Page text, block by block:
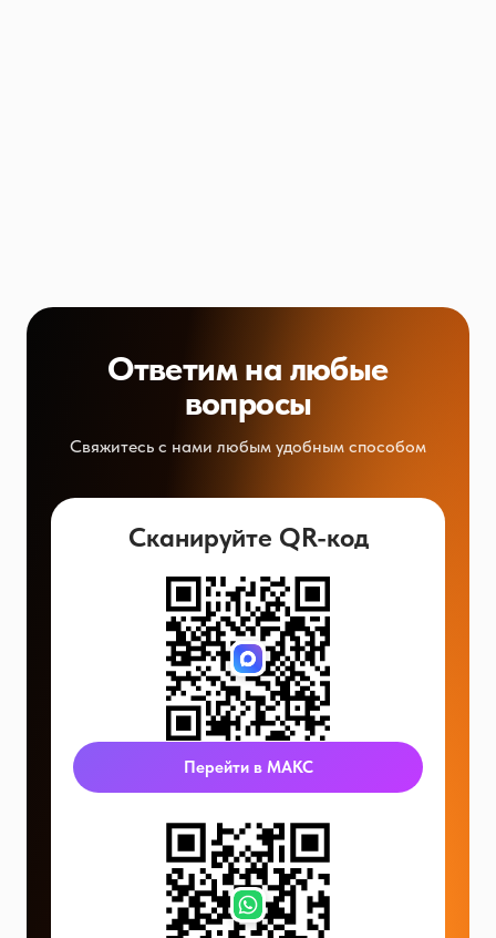
Ответим на любые
вопросы
Свяжитесь с нами любым удобным способом
Сканируйте QR-код
Перейти в МАКС